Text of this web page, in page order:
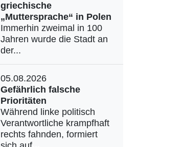
griechische
„Muttersprache“ in Polen
Immerhin zweimal in 100
Jahren wurde die Stadt an
der...
05.08.2026
Gefährlich falsche
Prioritäten
Während linke politisch
Verantwortliche krampfhaft
rechts fahnden, formiert